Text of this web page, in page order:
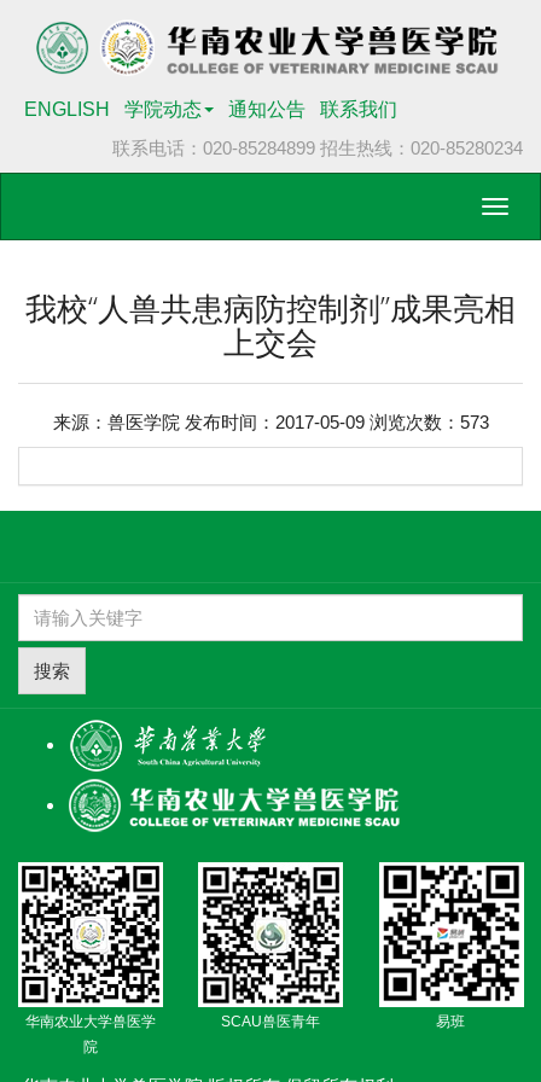
ENGLISH 学院动态 通知公告
联系我们
联系电话：020-85284899 招生热线：020-85280234
我校“人兽共患病防控制剂”成果亮相
上交会
来源：兽医学院 发布时间：2017-05-09 浏览次数： 573
搜索
华南农业大学兽医学
院
SCAU兽医青年 易班